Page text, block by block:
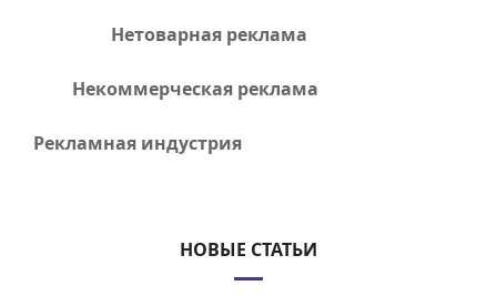
Нетоварная реклама
Некоммерческая реклама
Рекламная индустрия
НОВЫЕ СТАТЬИ